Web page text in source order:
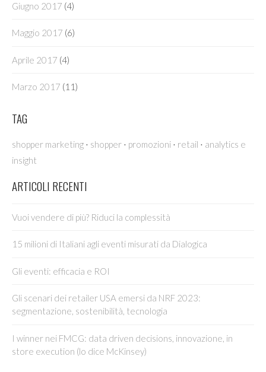
Giugno 2017 (4)
Maggio 2017 (6)
Aprile 2017 (4)
Marzo 2017 (11)
TAG
shopper marketing · shopper · promozioni · retail · analytics e
insight
ARTICOLI RECENTI
Vuoi vendere di più? Riduci la complessità
15 milioni di Italiani agli eventi misurati da Dialogica
Gli eventi: efficacia e ROI
Gli scenari dei retailer USA emersi da NRF 2023:
segmentazione, sostenibilità, tecnologia
I winner nei FMCG: data driven decisions, innovazione, in
store execution (lo dice McKinsey)